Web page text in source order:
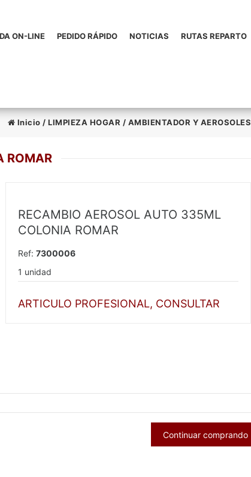
ON-LINE PEDIDO RÁPIDO NOTICIAS RUTAS REPARTO
Inicio / LIMPIEZA HOGAR / AMBIENTADOR Y AEROSOLES
ROMAR
RECAMBIO AEROSOL AUTO 335ML
COLONIA ROMAR
Ref: 7300006
1 unidad
ARTICULO PROFESIONAL, CONSULTAR
Continuar comprando